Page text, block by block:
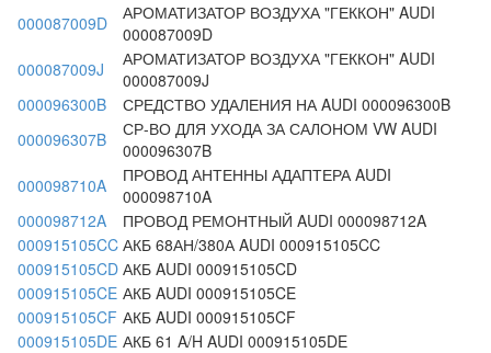
000087009D
АРОМАТИЗАТОР ВОЗДУХА "ГЕККОН" AUDI
000087009D
000087009J
АРОМАТИЗАТОР ВОЗДУХА "ГЕККОН" AUDI
000087009J
000096300B
СРЕДСТВО УДАЛЕНИЯ НА AUDI 000096300B
000096307B
СР-ВО ДЛЯ УХОДА ЗА САЛОНОМ VW AUDI
000096307B
000098710A
ПРОВОД АНТЕННЫ АДАПТЕРА AUDI
000098710A
000098712A
ПРОВОД РЕМОНТНЫЙ AUDI 000098712A
000915105CC АКБ 68АН/380А AUDI 000915105CC
000915105CD АКБ AUDI 000915105CD
000915105CE АКБ AUDI 000915105CE
000915105CF АКБ AUDI 000915105CF
000915105DE АКБ 61 A/H AUDI 000915105DE